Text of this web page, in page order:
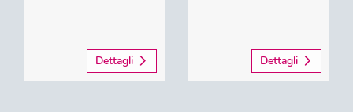
Dettagli Dettagli